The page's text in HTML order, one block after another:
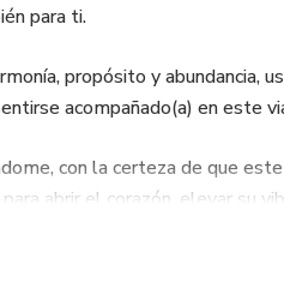
conexión contigo misma
No más esperar.
para ti.
propósito y abundancia,
acompañado(a) en este
con la certeza de que
abrir el corazón, elevar su